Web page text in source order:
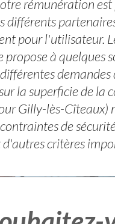
rémunération est
différents
pour l'utilisateur.
à quelques
demandes
la superficie de la
Gilly-lès-Cîteaux)
de
d'autres critères